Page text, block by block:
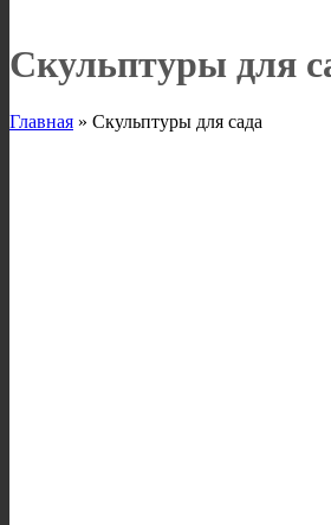
Скульптуры для
Главная » Скульптуры для сада